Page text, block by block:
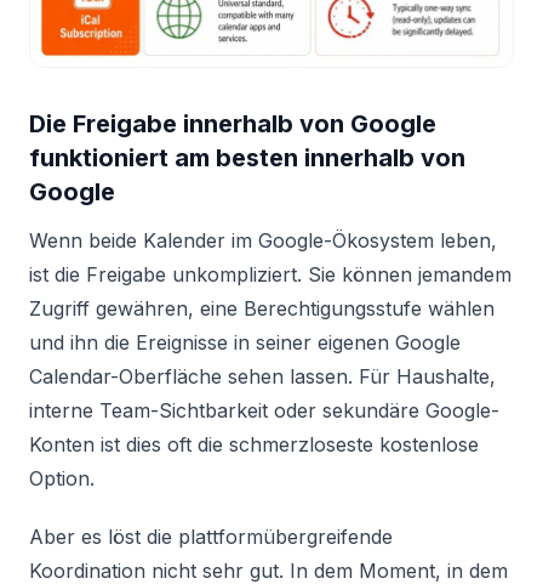
Die Freigabe innerhalb von Google
funktioniert am besten innerhalb von
Google
Wenn beide Kalender im Google-Ökosystem leben,
ist die Freigabe unkompliziert. Sie können jemandem
Zugriff gewähren, eine Berechtigungsstufe wählen
und ihn die Ereignisse in seiner eigenen Google
Calendar-Oberfläche sehen lassen. Für Haushalte,
interne Team-Sichtbarkeit oder sekundäre Google-
Konten ist dies oft die schmerzloseste kostenlose
Option.
Aber es löst die plattformübergreifende
Koordination nicht sehr gut. In dem Moment, in dem